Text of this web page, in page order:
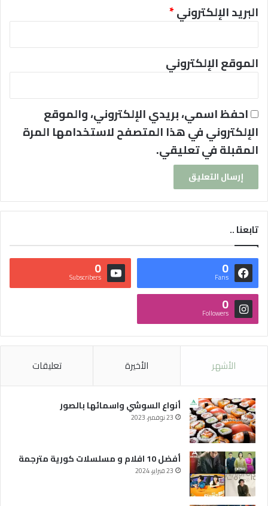
البريد الإلكتروني*
الموقع الإلكتروني
احفظ اسمي، بريدي الإلكتروني، والموقع
الإلكتروني في هذا المتصفح لاستخدامها المرة
المقبلة في تعليقي.
تابعنا ..
0
Fans
0
Subscribers
0
Followers
الأشهر الأخيرة تعليقات
أنواع السوشي واسمائها بالصور
23 نوفمبر، 2023
أفضل 10 افلام و مسلسلات كورية مترجمة
23 فبراير، 2024